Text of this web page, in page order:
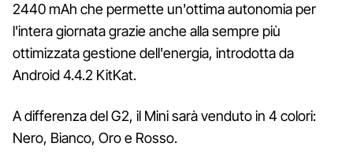
2440 mAh che permette un'ottima autonomia per
l'intera giornata grazie anche alla sempre più
ottimizzata gestione dell'energia, introdotta da
Android 4.4.2 KitKat.
A differenza del G2, il Mini sarà venduto in 4 colori:
Nero, Bianco, Oro e Rosso.